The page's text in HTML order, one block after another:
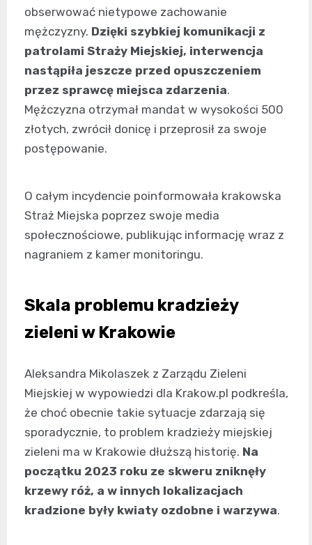
obserwować nietypowe zachowanie
mężczyzny. Dzięki szybkiej komunikacji z
patrolami Straży Miejskiej, interwencja
nastąpiła jeszcze przed opuszczeniem
przez sprawcę miejsca zdarzenia.
Mężczyzna otrzymał mandat w wysokości 500
złotych, zwrócił donicę i przeprosił za swoje
postępowanie.
O całym incydencie poinformowała krakowska
Straż Miejska poprzez swoje media
społecznościowe, publikując informację wraz z
nagraniem z kamer monitoringu.
Skala problemu kradzieży
zieleni w Krakowie
Aleksandra Mikolaszek z Zarządu Zieleni
Miejskiej w wypowiedzi dla Krakow.pl podkreśla,
że choć obecnie takie sytuacje zdarzają się
sporadycznie, to problem kradzieży miejskiej
zieleni ma w Krakowie dłuższą historię. Na
początku 2023 roku ze skweru zniknęły
krzewy róż, a w innych lokalizacjach
kradzione były kwiaty ozdobne i warzywa.